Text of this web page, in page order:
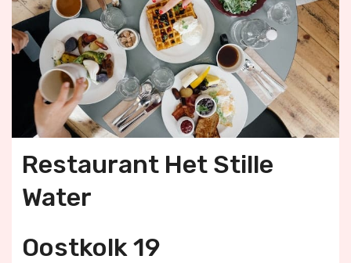
Restaurant Het Stille
Water
Oostkolk 19